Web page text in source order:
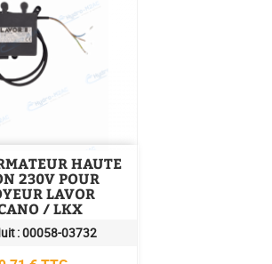
HAUTE
230V POUR
LAVOR
/ LKX
:00058-03732